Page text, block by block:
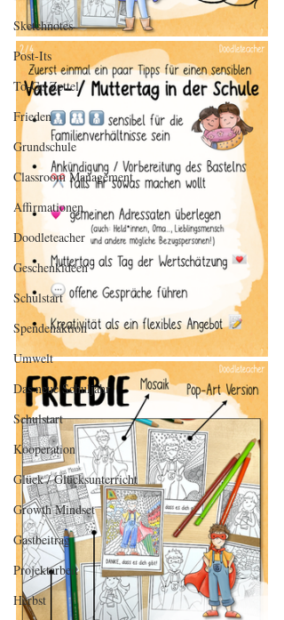
Sketchnotes
Post-Its
To-Go Zettel
Frieden
Grundschule
Classroom Management
Affirmationen
Doodleteacher
Geschenkideen
Schulstart
Spendenaktion
Umwelt
Das neue Schuljahr
Schulstart
Kooperation
Glück / Glücksunterricht
Growth Mindset
Gastbeitrag
Projektarbeit
Herbst